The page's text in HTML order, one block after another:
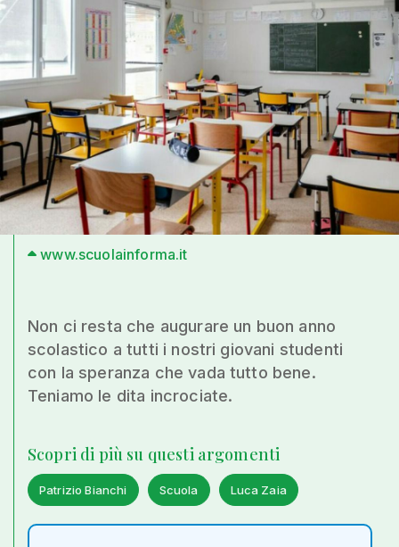
www.scuolainforma.it
Non ci resta che augurare un buon anno
scolastico a tutti i nostri giovani studenti
con la speranza che vada tutto bene.
Teniamo le dita incrociate.
Scopri di più su questi argomenti
Patrizio Bianchi Scuola Luca Zaia